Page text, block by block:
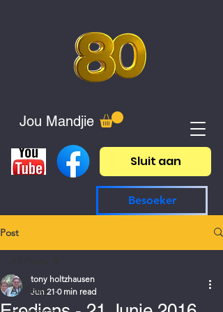
Jou Mandjie
Sluit aan
Besoeker
Post
All Posts
tony holtzhausen
Jun 21 0 min read